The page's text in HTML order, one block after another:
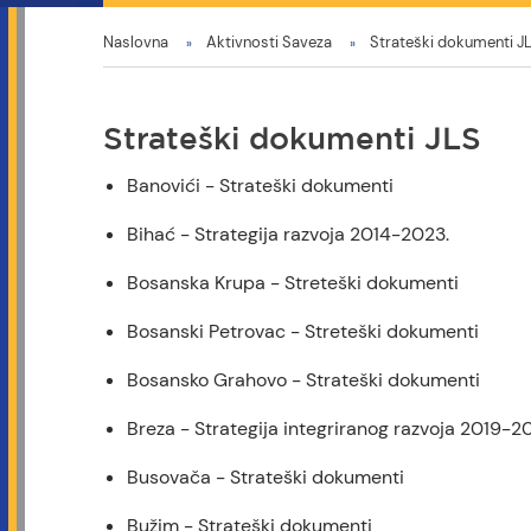
You
Naslovna Aktivnosti Saveza Strateški dokumenti
Strateški dokumenti JLS
Banovići - Strateški dokumenti
Bihać - Strategija razvoja 2014-2023.
Bosanska Krupa - Streteški dokumenti
Bosanski Petrovac - Streteški dokumenti
Bosansko Grahovo - Strateški dokumenti
Breza - Strategija integriranog razvoja 2019-
Busovača - Strateški dokumenti
Bužim - Strateški dokumenti